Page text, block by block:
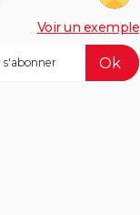
Voir un exemple